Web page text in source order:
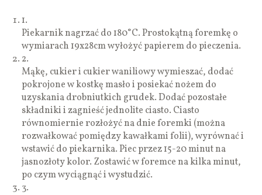
1.
Piekarnik nagrzać do 180°C. Prostokątną foremkę o
wymiarach 19x28cm wyłożyć papierem do pieczenia.
2.
Mąkę, cukier i cukier waniliowy wymieszać, dodać
pokrojone w kostkę masło i posiekać nożem do
uzyskania drobniutkich grudek. Dodać pozostałe
składniki i zagnieść jednolite ciasto. Ciasto
równomiernie rozłożyć na dnie foremki (można
rozwałkować pomiędzy kawałkami folii), wyrównać i
wstawić do piekarnika. Piec przez 15-20 minut na
jasnozłoty kolor. Zostawić w foremce na kilka minut,
po czym wyciągnąć i wystudzić.
3.